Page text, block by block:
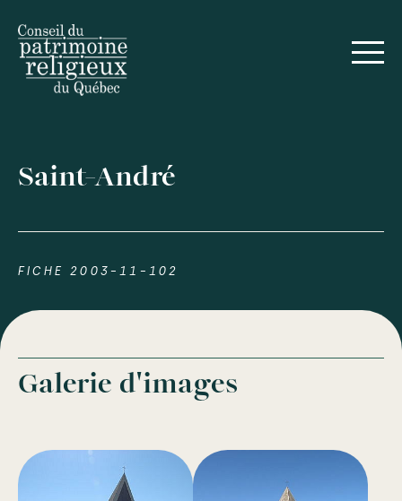
Saint-André
FICHE 2003-11-102
Galerie d'images